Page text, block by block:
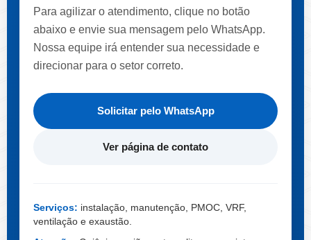
Para agilizar o atendimento, clique no botão
abaixo e envie sua mensagem pelo WhatsApp.
Nossa equipe irá entender sua necessidade e
direcionar para o setor correto.
Solicitar pelo WhatsApp
Ver página de contato
Serviços: instalação, manutenção, PMOC, VRF,
ventilação e exaustão.